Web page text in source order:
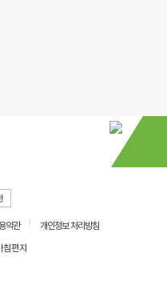
약관
개인정보 처리방침
편지